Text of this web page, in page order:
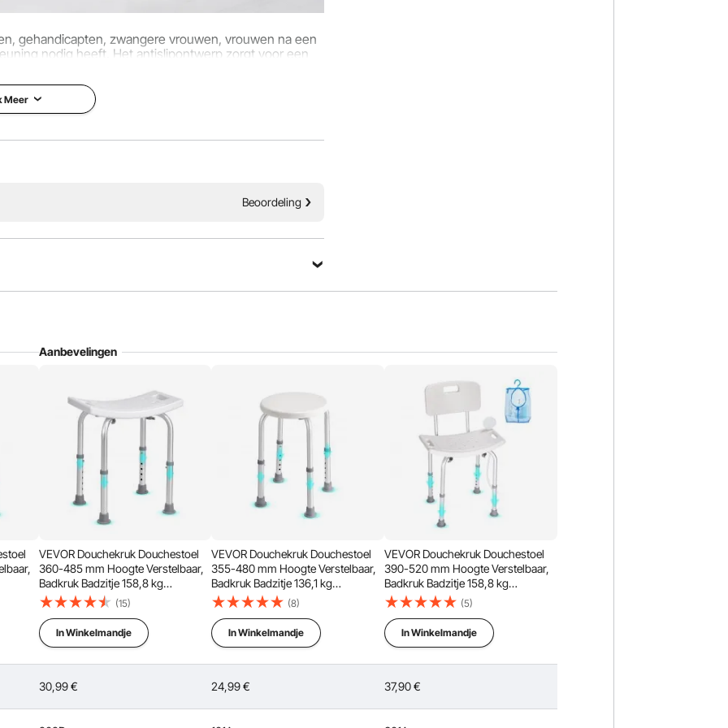
gehandicapten, zwangere vrouwen, vrouwen na een
nodig heeft. Het antislipontwerp zorgt voor een
een aluminiumlegering van industriële kwaliteit en is
licht van gewicht en gemakkelijk mee te nemen.
hoogtes en is daardoor geschikt voor mensen van
Meer
Beoordeling
Aanbevelingen
VEVOR Douchekruk Douchestoel
360-485 mm Hoogte Verstelbaar,
Badkruk Badzitje 158,8 kg
Draagvermogen, Stabiele
Douchekruk Douchehulp
Badkuipen Aluminiumlegering
Frame, Douchezitje Badkruk Wit
(15)
In Winkelmandje
VEVOR Douchekruk Douchestoel
355-480 mm Hoogte Verstelbaar,
Badkruk Badzitje 136,1 kg
Draagvermogen, Stabiele
Douchekruk Douchehulp
Badkuipen Aluminiumlegering
Frame, Douchezitje Badkruk Wit
(8)
In Winkelmandje
VEVOR Douchekruk Douchestoel
390-520 mm Hoogte Verstelbaar,
Badkruk Badzitje 158,8 kg
Draagvermogen, Stabiele
Douchekruk Douchehulp
Badkuipen Aluminiumlegering
Frame, Douchezitje Badkruk Wit
(5)
In Winkelmandje
30,99 € 24,99€ 37,90€